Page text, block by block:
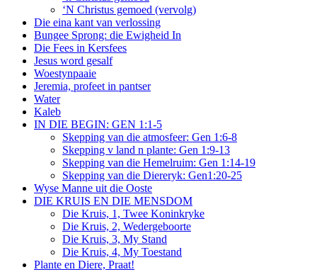
‘N Christus gemoed (vervolg)
Die eina kant van verlossing
Bungee Sprong: die Ewigheid In
Die Fees in Kersfees
Jesus word gesalf
Woestynpaaie
Jeremia, profeet in pantser
Water
Kaleb
IN DIE BEGIN: GEN 1:1-5
Skepping van die atmosfeer: Gen 1:6-8
Skepping v land n plante: Gen 1:9-13
Skepping van die Hemelruim: Gen 1:14-19
Skepping van die Diereryk: Gen1:20-25
Wyse Manne uit die Ooste
DIE KRUIS EN DIE MENSDOM
Die Kruis, 1, Twee Koninkryke
Die Kruis, 2, Wedergeboorte
Die Kruis, 3, My Stand
Die Kruis, 4, My Toestand
Plante en Diere, Praat!